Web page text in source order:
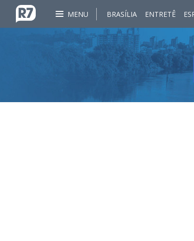
MENU BRASÍLIA ENTRETÊ